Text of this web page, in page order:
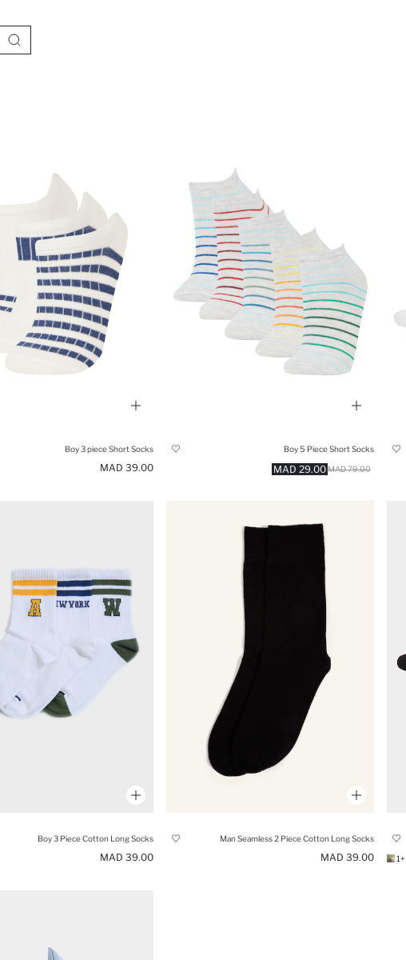
Boy 5 Piece Short Socks
29.00 MAD 79.00 MAD
Boy 3 piece Short Socks
39.00 MAD
+1
Man Seamless 2 Piece Cotton Long Socks
39.00 MAD
Boy 3 Piece Cotton Long Socks
39.00 MAD